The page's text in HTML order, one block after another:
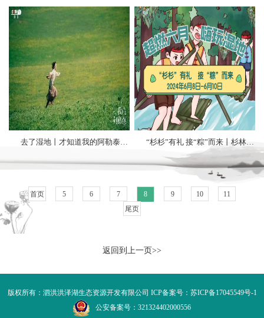
去了湿地丨才知道我的阿勒泰就在手边 “杉杉”有礼 接“粽”而来丨杉林·竹筏·竞渡邀请赛来啦！
首页 5 6 7 8 9 10
11
尾页
返回到上一页>>
版权所有：泗洪洪泽湖生态资源开发有限公司 ICP备案号： 苏ICP备17045549号-1
公安备案号：321324402000556